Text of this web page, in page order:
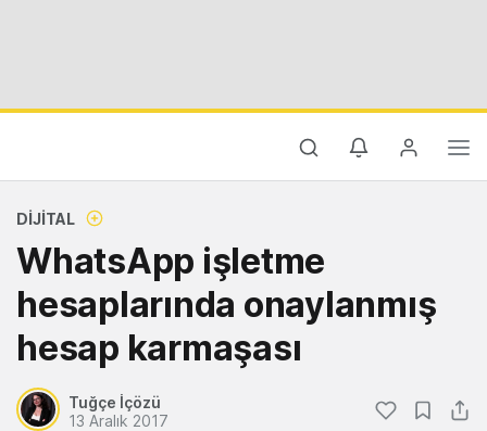
DIJITAL
WhatsApp işletme
hesaplarında onaylanmış
hesap karmaşası
Tuğçe İçözü
13 Aralık 2017